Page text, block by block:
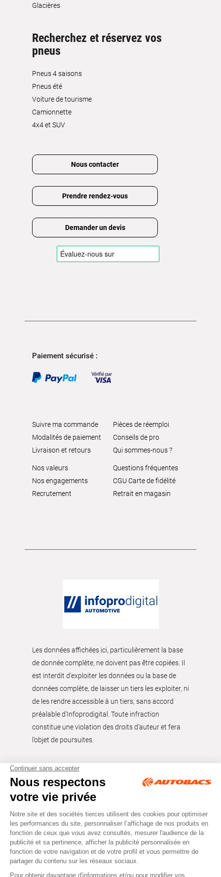
Glacières
Recherchez et réservez vos
pneus
Pneus 4 saisons
Pneus été
Voiture de tourisme
Camionnette
4x4 et SUV
Nous contacter
Prendre rendez-vous
Demander un devis
Paiement sécurisé :
Suivre ma commande
Modalités de paiement
Livraison et retours
Pièces de réemploi
Conseils de pro
Qui sommes-nous ?
Nos valeurs
Nos engagements
Recrutement
Questions fréquentes
CGU Carte de fidélité
Retrait en magasin
Les données affichées ici, particulièrement la base
de donnée complète, ne doivent pas être copiées. Il
est interdit d’exploiter les données ou la base de
données complète, de laisser un tiers les exploiter, ni
de les rendre accessible à un tiers, sans accord
préalable d'Infoprodigital. Toute infraction
constitue une violation des droits d’auteur et fera
l’objet de poursuites.
Tous droits réservés © Autobacs
Mentions légales RGPD